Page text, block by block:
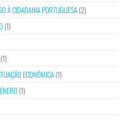
À CIDADANIA PORTUGUESA(2)
(1)
(1)
ECONÓMICA(1)
(1)